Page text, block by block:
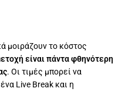
μοιράζουν το κόστος
είναι πάντα φθηνότερη
. Οι τιμές μπορεί να
Live Break και η